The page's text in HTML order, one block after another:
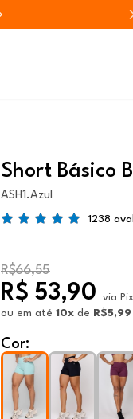
Short Básico
ASH1.Azul
1238
R$66,55
R$ 53,90 via
ou em até 10x de R$5,99
Cor: